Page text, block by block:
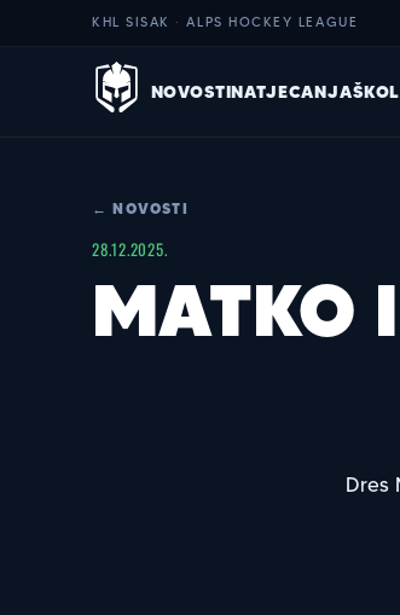
KHL SISAK · ALPS HOCKEY LEAGUE
NOVOSTINATJECANJA
← NOVOSTI
28.12.2025.
MATKO
Dres